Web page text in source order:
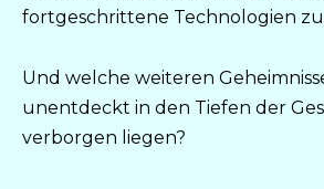
fortgeschrittene Technologien
Und welche weiteren
unentdeckt in den Tiefen der
verborgen liegen?